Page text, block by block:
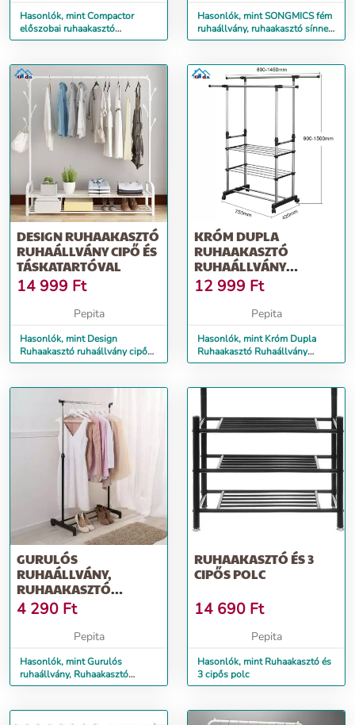
Hasonlók, mint Compactor
előszobai ruhaakasztó
cipőspolcokkal, fém, fekete
Hasonlók, mint SONGMICS fém
ruhaállvány, ruhaakasztó sínnel,
cipőtartóval 87,5 x...
DESIGN RUHAAKASZTÓ
RUHAÁLLVÁNY CIPŐ ÉS
TÁSKATARTÓVAL
14 999 Ft
Pepita
Hasonlók, mint Design
Ruhaakasztó ruhaállvány cipő
és táskatartóval
KRÓM DUPLA
RUHAAKASZTÓ
RUHAÁLLVÁNY
CIPŐTARTÓVAL
12 999 Ft
Pepita
Hasonlók, mint Króm Dupla
Ruhaakasztó Ruhaállvány
Cipőtartóval
GURULÓS
RUHAÁLLVÁNY,
RUHAAKASZTÓ
KEREKEKEN
4 290 Ft
Pepita
Hasonlók, mint Gurulós
ruhaállvány, Ruhaakasztó
kerekeken
RUHAAKASZTÓ ÉS 3
CIPŐS POLC
14 690 Ft
Pepita
Hasonlók, mint Ruhaakasztó és
3 cipős polc